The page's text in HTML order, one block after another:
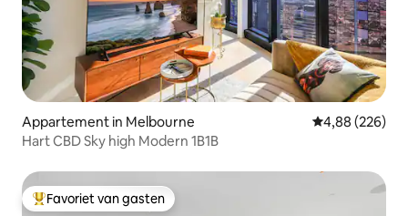
Appartement in Melbourne Gemiddelde
4,88 (226)
Hart CBD Sky high Modern 1B1B
Topfavoriet van gasten
Favoriet van gasten